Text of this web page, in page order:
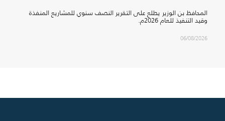
المحافظ بن الوزير يطلع على التقرير النصف سنوي للمشاريع المنفذة
وقيد التنفيذ للعام 2026م.
06/08/2026